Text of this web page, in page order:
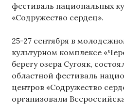
фестиваль национальных
«Содружество сердец».
25-27 сентября в
культурном комплексе
берегу озера Сугояк,
областной фестиваль
центров «Содружество
организовали